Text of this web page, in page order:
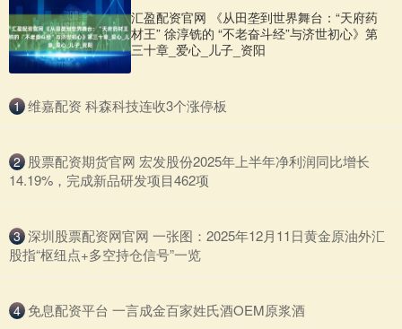
汇盈配资官网 《从田垄到世界舞台：“天府药
材王” 徐淳铣的 “不老奋斗经”与济世初心》第
三十章_爱心_儿子_资阳
1 ​维嘉配资 科森科技连收3个涨停板
2 ​股票配资期货官网 宏发股份2025年上半年净利润同比增长
14.19%，完成新品研发项目462项
3 ​深圳股票配资网官网 一张图：2025年12月11日黄金原油外汇
股指“枢纽点+多空持仓信号”一览
4 ​免息配资平台 一言成金百家姓氏酒OEM原浆酒